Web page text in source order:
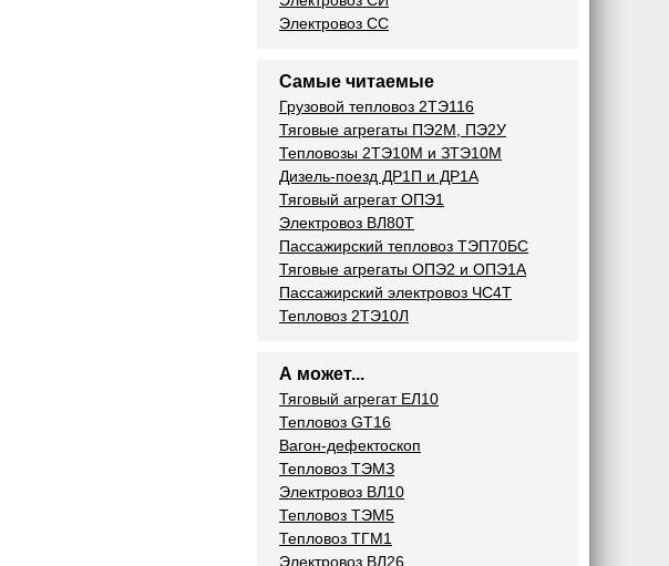
Электровоз СС
Самые читаемые
Грузовой тепловоз 2ТЭ116
Тяговые агрегаты ПЭ2М, ПЭ2У
Тепловозы 2ТЭ10М и ЗТЭ10М
Дизель-поезд ДР1П и ДР1А
Тяговый агрегат ОПЭ1
Электровоз ВЛ80Т
Пассажирский тепловоз ТЭП70БС
Тяговые агрегаты ОПЭ2 и ОПЭ1А
Пассажирский электровоз ЧС4Т
Тепловоз 2ТЭ10Л
А может...
Тяговый агрегат ЕЛ10
Тепловоз GT16
Вагон-дефектоскоп
Тепловоз ТЭМЗ
Электровоз ВЛ10
Тепловоз ТЭМ5
Тепловоз ТГМ1
Электровоз ВЛ26